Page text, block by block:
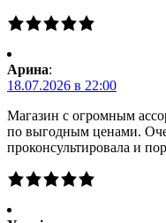
Арина:
18.07.2026 в 22:00
Магазин с огромным
по выгодным ценами.
проконсультировала и